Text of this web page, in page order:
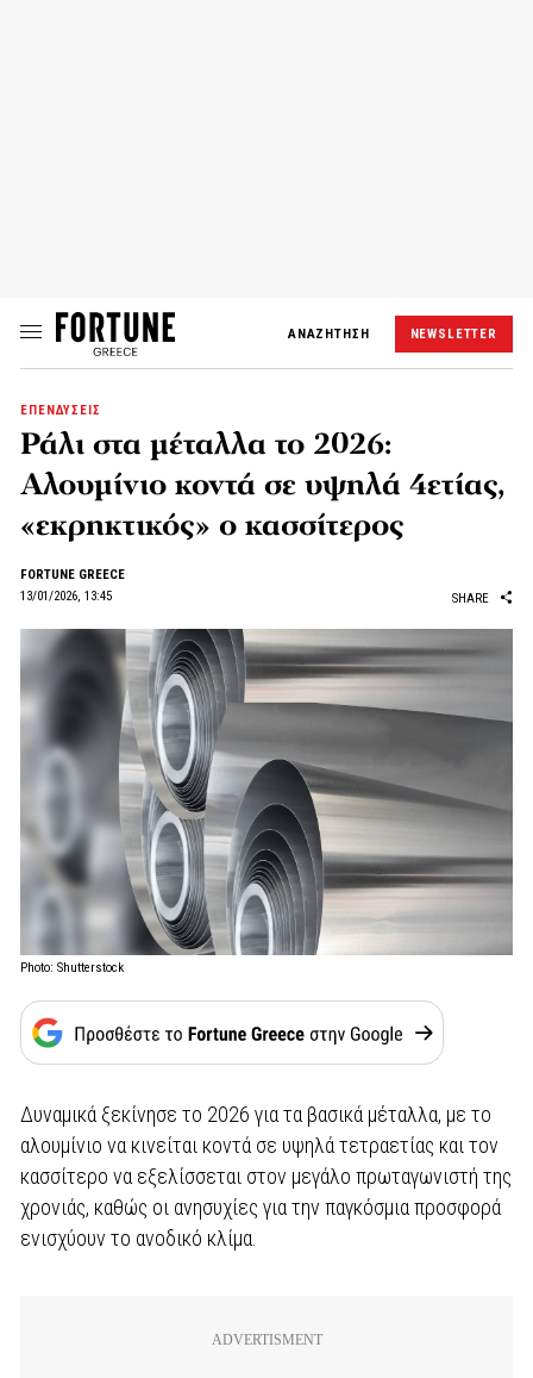
ΑΝΑΖΗΤΗΣΗ NEWSLETTER
ΕΠΕΝΔΥΣΕΙΣ
Ράλι στα μέταλλα το 2026:
Αλουμίνιο κοντά σε υψηλά 4ετίας,
«εκρηκτικός» ο κασσίτερος
FORTUNE GREECE
13/01/2026, 13:45
SHARE
Photo: Shutterstock
Δυναμικά ξεκίνησε το 2026 για τα βασικά μέταλλα, με το
αλουμίνιο να κινείται κοντά σε υψηλά τετραετίας και τον
κασσίτερο να εξελίσσεται στον μεγάλο πρωταγωνιστή της
χρονιάς, καθώς οι ανησυχίες για την παγκόσμια προσφορά
ενισχύουν το ανοδικό κλίμα.